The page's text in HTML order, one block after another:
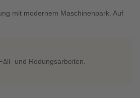
mit modernem Maschinenpark. Auf
und Rodungsarbeiten.